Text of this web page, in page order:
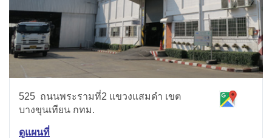
525 ถนนพระรามที่2 แขวงแสมดำ เขต
บางขุนเทียน กทม.
ดูแผนที่